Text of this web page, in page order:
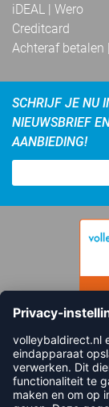
iDEAL | Wero
Creditcard
Achteraf betalen
SCHRIJF JE NU
NIEUWSBRIEF
AANBIEDING!